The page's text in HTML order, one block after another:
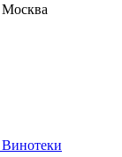
Москва
Винотеки